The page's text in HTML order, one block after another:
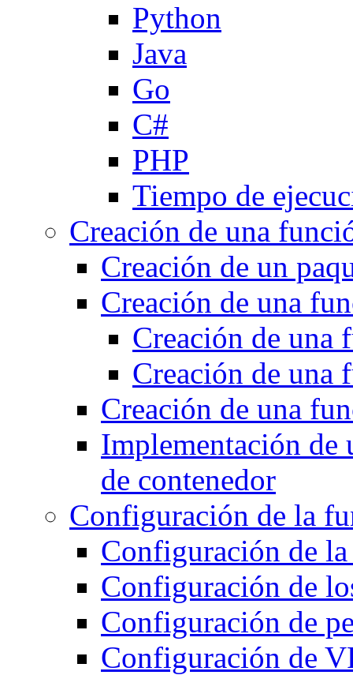
Python
Java
Go
C#
PHP
Tiempo de
Creación de una
Creación de un
Creación de una
Creación de una
Creación de una
Creación de una
Implementación de
de contenedor
Configuración de la
Configuración de
Configuración de
Configuración de
Configuración de